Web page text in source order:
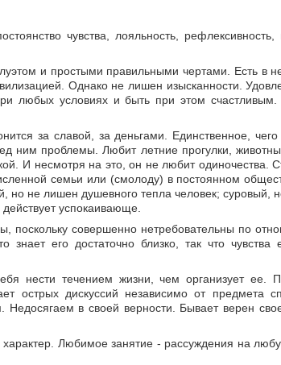
чувства, лояльность, рефлексивность,
и простыми правильными чертами. Есть в
Однако не лишен изысканности.
любых условиях и быть при этом счастливым.
за славой, за деньгами. Единственное,
ним проблемы. Любит летние прогулки,
И несмотря на это, он не любит одиночества.
семьи или (смолоду) в постоянном
но не лишен душевного тепла человек; суровый,
успокаивающе.
поскольку совершенно нетребовательны по
его достаточно близко, так что чувства
нести течением жизни, чем организует ее.
острых дискуссий независимо от предмета
Недосягаем в своей верности. Бывает верен
характер. Любимое занятие - рассуждения на